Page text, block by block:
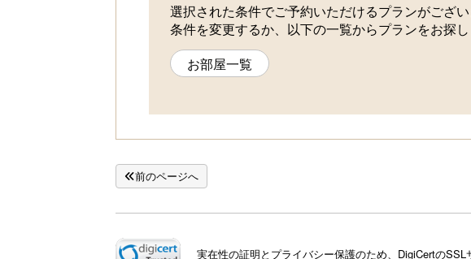
選択された条件でご予約いただけるプランがござい
条件を変更するか、以下の一覧からプランをお探し
お部屋一覧
前のページへ
実在性の証明とプライバシー保護のため、DigiCertの